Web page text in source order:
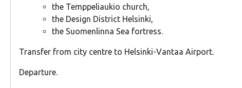
the Temppeliaukio church,
the Design District Helsinki,
the Suomenlinna Sea fortress.
Transfer from city centre to Helsinki-Vantaa Airport.
Departure.